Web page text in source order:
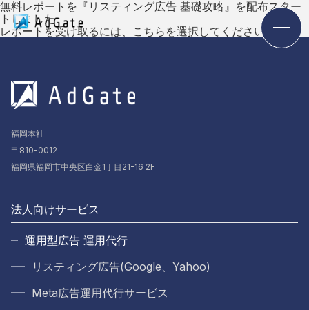
無料レポートを『リスティング広告 基礎攻略』を配布スター
トしました
レポートを受け取るには、 こちら を選択してください。
福岡本社
〒810-0012
福岡県福岡市中央区白金1丁目21-16 2F
法人向けサービス
運用型広告 運用代行
リスティング広告(Google、Yahoo)
Meta広告運用代行サービス